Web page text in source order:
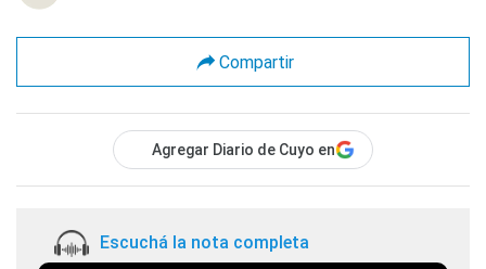
Compartir
Agregar Diario de Cuyo en
Escuchá la nota completa